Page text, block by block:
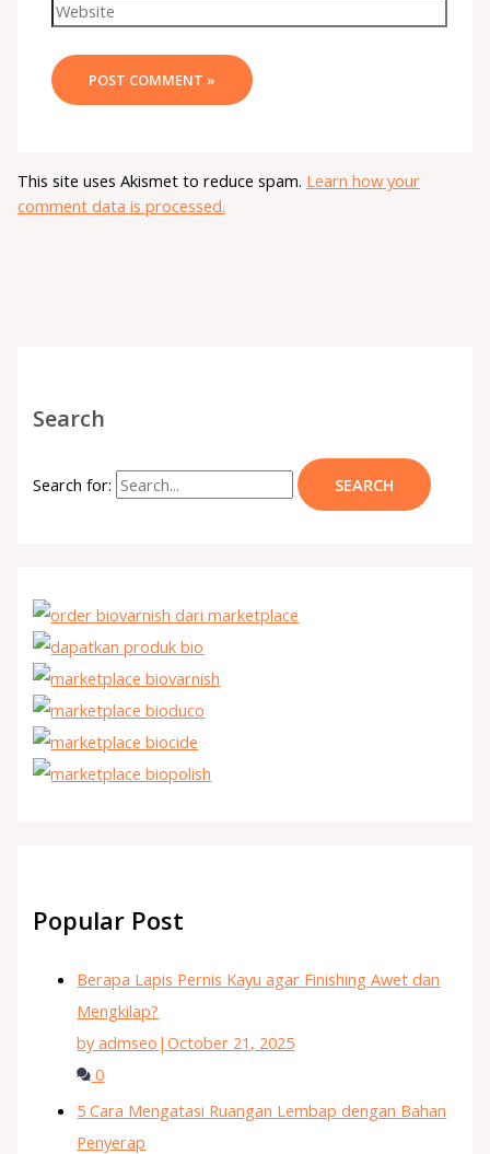
This site uses Akismet to reduce spam. Learn how your
comment data is processed.
Search
Search for:
Popular Post
Berapa Lapis Pernis Kayu agar Finishing Awet dan
Mengkilap?
by admseo |October 21, 2025
0
5 Cara Mengatasi Ruangan Lembap dengan Bahan
Penyerap